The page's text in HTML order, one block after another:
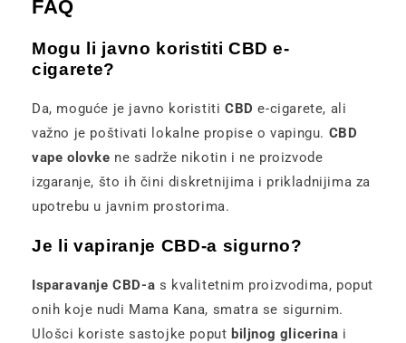
FAQ
Mogu li javno koristiti CBD e-
cigarete?
Da, moguće je javno koristiti CBD e-cigarete, ali
važno je poštivati ​​lokalne propise o vapingu. CBD
vape olovke ne sadrže nikotin i ne proizvode
izgaranje, što ih čini diskretnijima i prikladnijima za
upotrebu u javnim prostorima.
Je li vapiranje CBD-a sigurno?
Isparavanje CBD-a s kvalitetnim proizvodima, poput
onih koje nudi Mama Kana, smatra se sigurnim.
Ulošci koriste sastojke poput biljnog glicerina i